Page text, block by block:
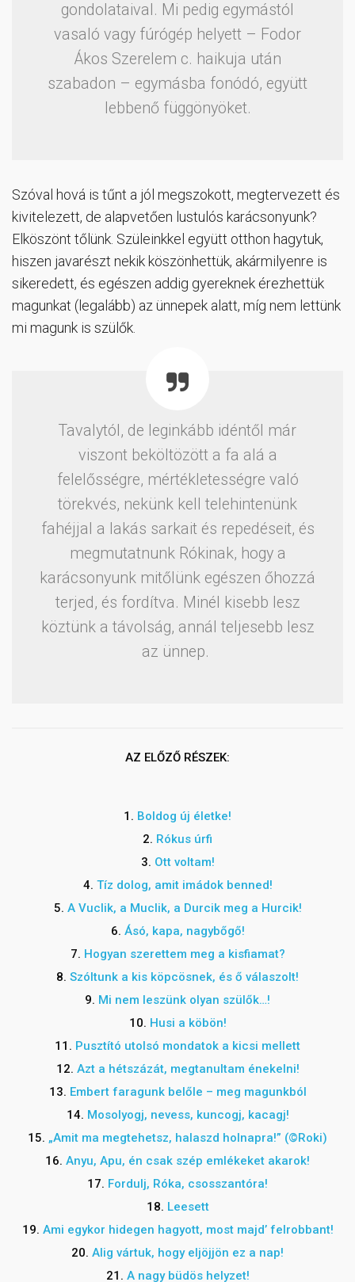
gondolataival. Mi pedig egymástól
vasaló vagy fúrógép helyett – Fodor
Ákos Szerelem c. haikuja után
szabadon – egymásba fonódó, együtt
lebbenő függönyöket.
Szóval hová is tűnt a jól megszokott, megtervezett és
kivitelezett, de alapvetően lustulós karácsonyunk?
Elköszönt tőlünk. Szüleinkkel együtt otthon hagytuk,
hiszen javarészt nekik köszönhettük, akármilyenre is
sikeredett, és egészen addig gyereknek érezhettük
magunkat (legalább) az ünnepek alatt, míg nem lettünk
mi magunk is szülők.
Tavalytól, de leginkább idéntől már
viszont beköltözött a fa alá a
felelősségre, mértékletességre való
törekvés, nekünk kell telehintenünk
fahéjjal a lakás sarkait és repedéseit, és
megmutatnunk Rókinak, hogy a
karácsonyunk mitőlünk egészen őhozzá
terjed, és fordítva. Minél kisebb lesz
köztünk a távolság, annál teljesebb lesz
az ünnep.
AZ ELŐZŐ RÉSZEK:
1. Boldog új életke!
2. Rókus úrfi
3. Ott voltam!
4. Tíz dolog, amit imádok benned!
5. A Vuclik, a Muclik, a Durcik meg a Hurcik!
6. Ásó, kapa, nagybőgő!
7. Hogyan szerettem meg a kisfiamat?
8. Szóltunk a kis köpcösnek, és ő válaszolt!
9. Mi nem leszünk olyan szülők…!
10. Husi a köbön!
11. Pusztító utolsó mondatok a kicsi mellett
12. Azt a hétszázát, megtanultam énekelni!
13. Embert faragunk belőle – meg magunkból
14. Mosolyogj, nevess, kuncogj, kacagj!
15. „Amit ma megtehetsz, halaszd holnapra!” (©Roki)
16. Anyu, Apu, én csak szép emlékeket akarok!
17. Fordulj, Róka, csosszantóra!
18. Leesett
19. Ami egykor hidegen hagyott, most majd’ felrobbant!
20. Alig vártuk, hogy eljöjjön ez a nap!
21. A nagy büdös helyzet!